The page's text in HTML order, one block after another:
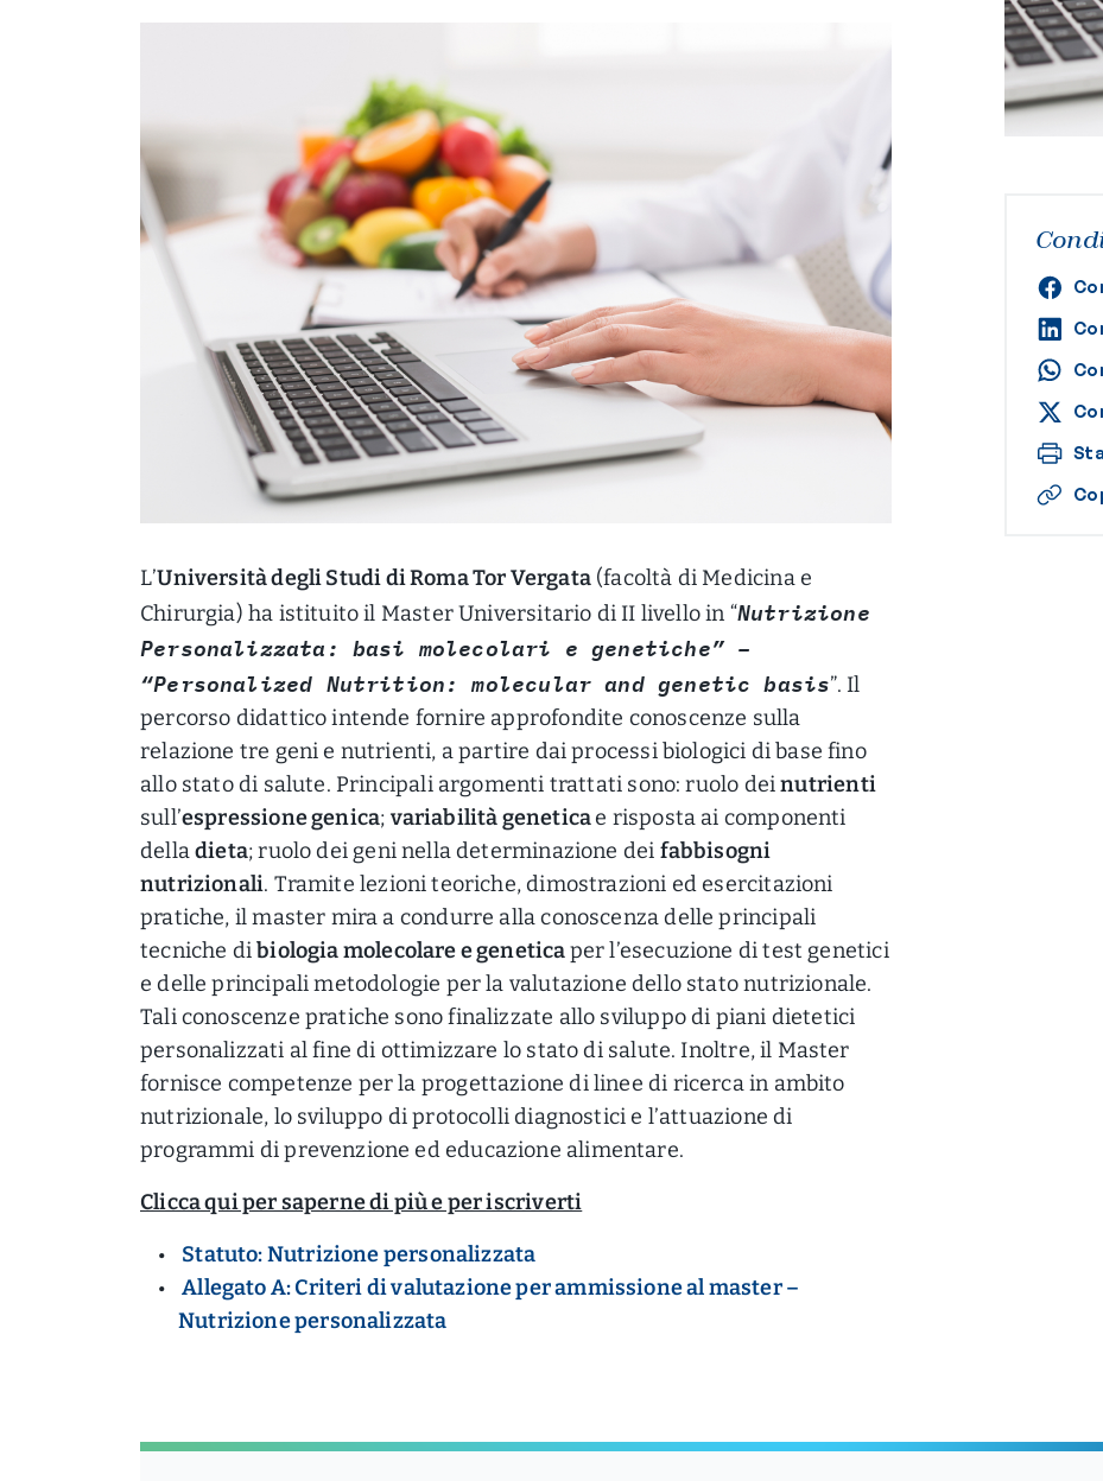
L’Università degli Studi di Roma Tor Vergata(facoltà di Medicina e
Chirurgia) ha istituito il Master Universitario di II livello in “Nutrizione
Personalizzata: basi molecolari e genetiche” –
“Personalized Nutrition: molecular and genetic basis”. Il
percorso didattico intende fornire approfondite conoscenze sulla
relazione tre geni e nutrienti, a partire dai processi biologici di base fino
allo stato di salute. Principali argomenti trattati sono: ruolo deinutrienti
sull’espressione genica; variabilità geneticae risposta ai componenti
delladieta; ruolo dei geni nella determinazione dei fabbisogni
nutrizionali. Tramite lezioni teoriche, dimostrazioni ed esercitazioni
pratiche, il master mira a condurre alla conoscenza delle principali
tecniche dibiologia molecolare e geneticaper l’esecuzione di test genetici
e delle principali metodologie per la valutazione dello stato nutrizionale.
Tali conoscenze pratiche sono finalizzate allo sviluppo di piani dietetici
personalizzati al fine di ottimizzare lo stato di salute. Inoltre, il Master
fornisce competenze per la progettazione di linee di ricerca in ambito
nutrizionale, lo sviluppo di protocolli diagnostici e l’attuazione di
programmi di prevenzione ed educazione alimentare.
Clicca qui per saperne di più e per iscriverti
Statuto: Nutrizione personalizzata
Allegato A: Criteri di valutazione per ammissione al master –
Nutrizione personalizzata